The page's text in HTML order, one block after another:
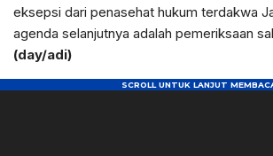
eksepsi dari penasehat hukum terdakwa
agenda selanjutnya adalah pemeriksaan
(day/adi)